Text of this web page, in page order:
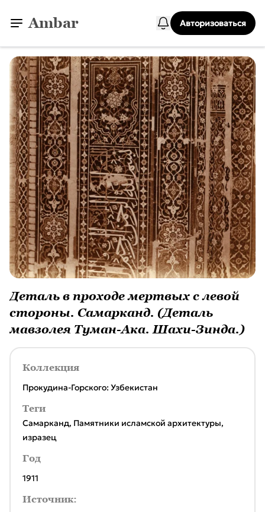
Ambar Авторизоваться
Деталь в проходе мертвых с левой
стороны. Самарканд. (Деталь
мавзолея Туман-Ака. Шахи-Зинда.)
Коллекция
Прокудина-Горского: Узбекистан
Теги
Самарканд, Памятники исламской архитектуры,
изразец
Год
1911
Источник: